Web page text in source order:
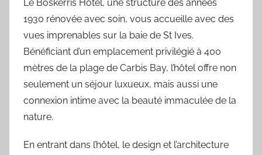
Le Boskerris Hotel, une structure des années
1930 rénovée avec soin, vous accueille avec des
vues imprenables sur la baie de St Ives.
Bénéficiant d’un emplacement privilégié à 400
mètres de la plage de Carbis Bay, l’hôtel offre non
seulement un séjour luxueux, mais aussi une
connexion intime avec la beauté immaculée de la
nature.
En entrant dans l’hôtel, le design et l’architecture